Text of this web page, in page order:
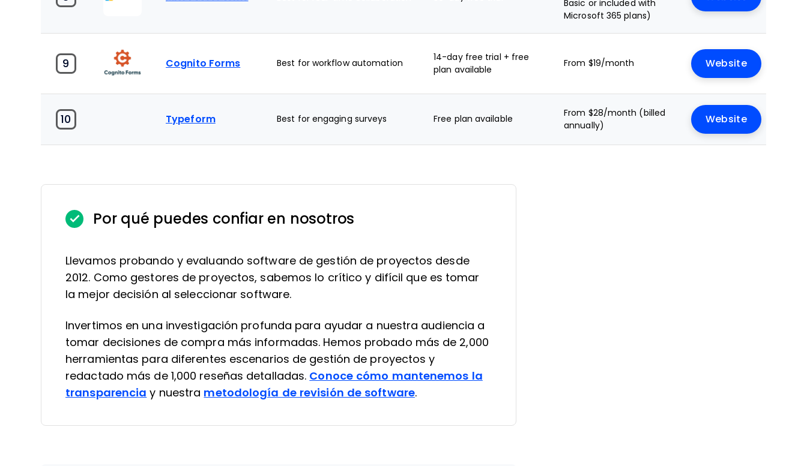
Basic or included with
Microsoft 365 plans)
9 Cognito Forms Best for workflow automation
14-day free trial + free
plan available
From $19/month Website
10 Typeform Best for engaging surveys Free plan available
From $28/month (billed
annually)
Website
Por qué puedes confiar en nosotros
Llevamos probando y evaluando software de gestión de proyectos desde
2012. Como gestores de proyectos, sabemos lo crítico y difícil que es tomar
la mejor decisión al seleccionar software.
Invertimos en una investigación profunda para ayudar a nuestra audiencia a
tomar decisiones de compra más informadas. Hemos probado más de 2,000
herramientas para diferentes escenarios de gestión de proyectos y
redactado más de 1,000 reseñas detalladas. Conoce cómo mantenemos la
transparencia y nuestra metodología de revisión de software.